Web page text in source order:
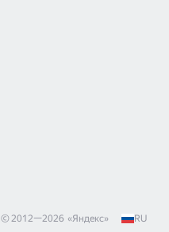
© 2012—2026 «Яндекс» RU